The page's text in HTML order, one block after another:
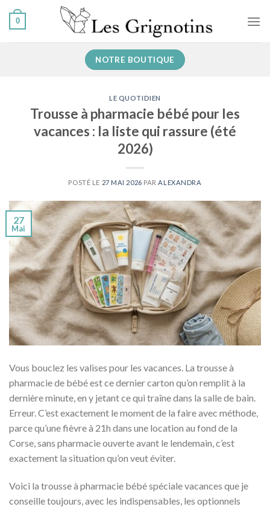
Skip
0
NOTRE BOUTIQUE
LE QUOTIDIEN
Trousse à pharmacie bébé pour les
vacances : la liste qui rassure (été
2026)
POSTÉ LE 27 MAI 2026 PAR ALEXANDRA
27
Mai
Vous bouclez les valises pour les vacances. La trousse à
pharmacie de bébé est ce dernier carton qu’on remplit à la
dernière minute, en y jetant ce qui traîne dans la salle de bain.
Erreur. C’est exactement le moment de la faire avec méthode,
parce qu’une fièvre à 21h dans une location au fond de la
Corse, sans pharmacie ouverte avant le lendemain, c’est
exactement la situation qu’on veut éviter.
Voici la trousse à pharmacie bébé spéciale vacances que je
conseille toujours, avec les indispensables, les optionnels